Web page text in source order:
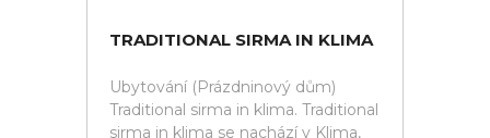
TRADITIONAL SIRMA IN KLIMA
Ubytování (Prázdninový dům)
Traditional sirma in klima. Traditional
sirma in klima se nachází v Klima,